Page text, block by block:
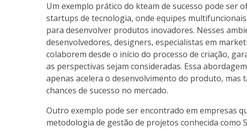
Um exemplo prático do kteam de sucesso pode ser
startups de tecnologia, onde equipes
para desenvolver produtos inovadores. Nesses
desenvolvedores, designers, especialistas em
colaborem desde o início do processo de criação,
as perspectivas sejam consideradas. Essa
apenas acelera o desenvolvimento do produto, mas
chances de sucesso no mercado.
Outro exemplo pode ser encontrado em empresas
metodologia de gestão de projetos conhecida como